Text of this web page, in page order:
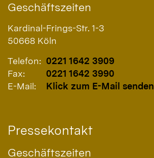
Geschäftszeiten
Kardinal-Frings-Str. 1-3
50668 Köln
Telefon: 0221 1642 3909
Fax:
0221 1642 3990
E-Mail:
Klick zum E-Mail senden
Pressekontakt
Geschäftszeiten